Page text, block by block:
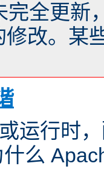
完全更新
修改。某
运行时
么